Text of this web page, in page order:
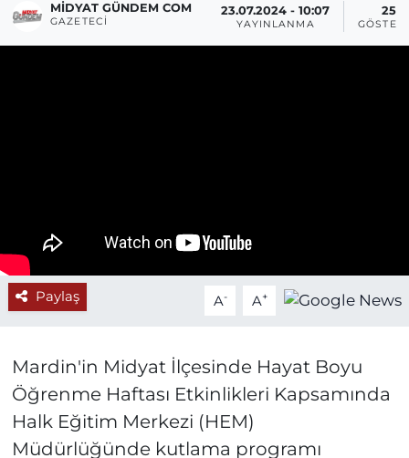
MIDYAT GÜNDEM COM
GAZETECI
23.07.2024 - 10:07
YAYINLANMA
25
Paylaş A- A+
Mardin'in Midyat İlçesinde Hayat Boyu
Öğrenme Haftası Etkinlikleri Kapsamında
Halk Eğitim Merkezi (HEM)
Müdürlüğünde kutlama programı